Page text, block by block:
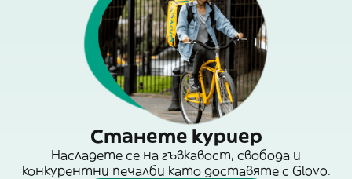
Станете куриер
Насладете се на гъвкавост, свобода и
конкурентни печалби като доставяте с Glovo.